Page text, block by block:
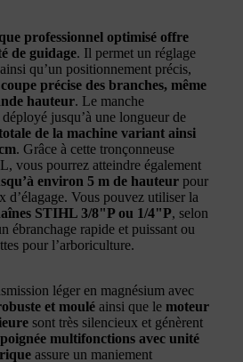
professionnel optimisé offre
de guidage. Il permet un réglage
qu’un positionnement précis,
coupe précise des branches, même
hauteur. Le manche
jusqu’à une longueur de
de la machine variant ainsi
. Grâce à cette tronçonneuse
vous pourrez atteindre également
environ 5 m de hauteur pour
d’élagage. Vous pouvez utiliser la
STIHL 3/8"P ou 1/4"P, selon
ébranchage rapide et puissant ou
pour l’arboriculture.
léger en magnésium avec
et moulé ainsi que le moteur
sont très silencieux et génèrent
poignée multifonctions avec unité
assure un maniement